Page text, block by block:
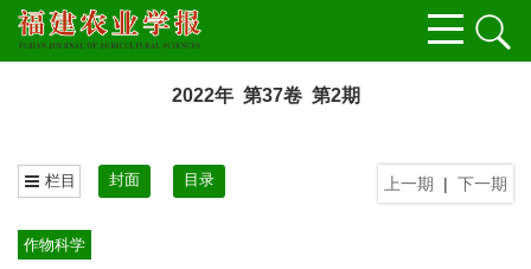
2022年 第37卷 第2期
上一期 | 下一期
栏目 封面 目录
作物科学